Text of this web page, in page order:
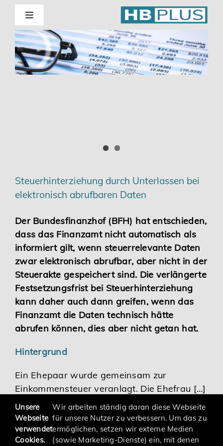
Skip
content
Toggle
Navigation
Standorte
Beratung
Karriere
Services
Steuerhinterziehung durch Unterlassen bei
elektronisch abrufbaren Daten
Der Bundesfinanzhof (BFH) hat entschieden,
dass das Finanzamt nicht automatisch als
informiert gilt, wenn steuerrelevante Daten
zwar elektronisch abrufbar, aber nicht in der
Steuerakte gespeichert sind. Die verlängerte
Festsetzungsfrist bei Steuerhinterziehung
kann daher auch dann greifen, wenn das
Finanzamt die Daten technisch hätte
abrufen können, dies aber nicht getan hat.
Hintergrund
Ein Ehepaar wurde gemeinsam zur
Einkommensteuer veranlagt. Die Ehefrau […]
Unsere
Webseite
verwendet
Cookies.
Wir arbeiten ständig daran diese Webseite
für unsere Nutzer zu verbessern. Um das zu
ermöglichen, setzen wir externe Medien
(sowie Marketing-Dienste) ein, mit denen